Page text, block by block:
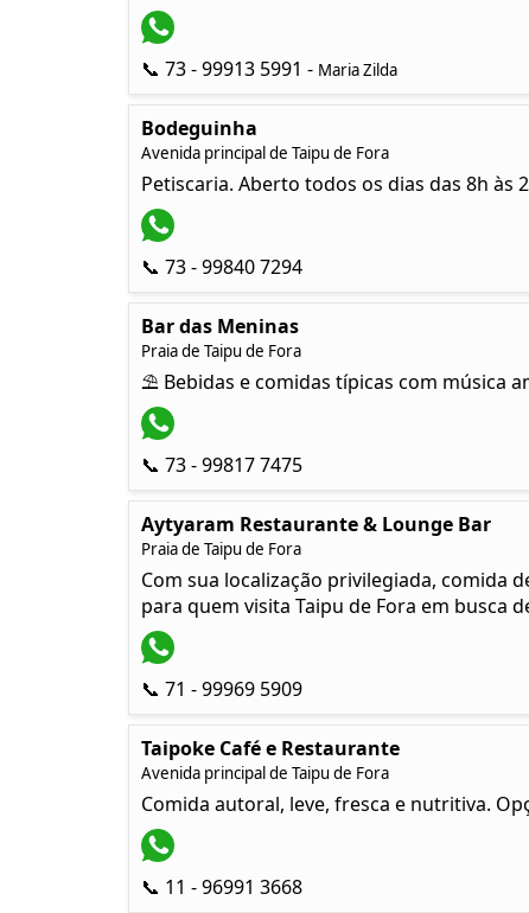
📞 73 - 99913 5991 - Maria Zilda
Bodeguinha
Avenida principal de Taipu de Fora
Petiscaria. Aberto todos os dias das 8h às
📞 73 - 99840 7294
Bar das Meninas
Praia de Taipu de Fora
⛱ Bebidas e comidas típicas com música
📞 73 - 99817 7475
Aytyaram Restaurante & Lounge Bar
Praia de Taipu de Fora
Com sua localização privilegiada, comida
para quem visita Taipu de Fora em busca
📞 71 - 99969 5909
Taipoke Café e Restaurante
Avenida principal de Taipu de Fora
Comida autoral, leve, fresca e nutritiva.
📞 11 - 96991 3668